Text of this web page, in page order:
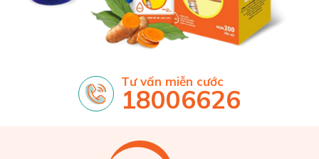
Tư vấn miễn cước
18006626